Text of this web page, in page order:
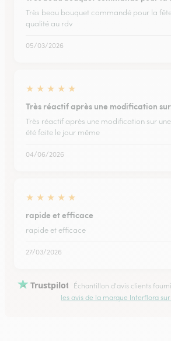
Très beau bouquet commandé pour la
qualité au rdv
05/03/2026
★ ★ ★ ★ ★
Très réactif après une modification
Très réactif après une modification sur
été faite le jour même
04/06/2026
★ ★ ★ ★ ★
rapide et efficace
rapide et efficace
27/03/2026
Trustpilot Échantillon d'avis clients
les avis de la marque Interflora